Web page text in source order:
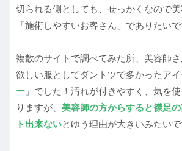
切られる側としても、せっかくなので
「施術しやすいお客さん」でありたいで
複数のサイトで調べてみた所、美容師
欲しい服としてダントツで多かったア
ー 」でした！汚れが付きやすく、気を
りますが、 美容師の方からすると襟足
ト出来ないとゆう理由が大きいみたいで